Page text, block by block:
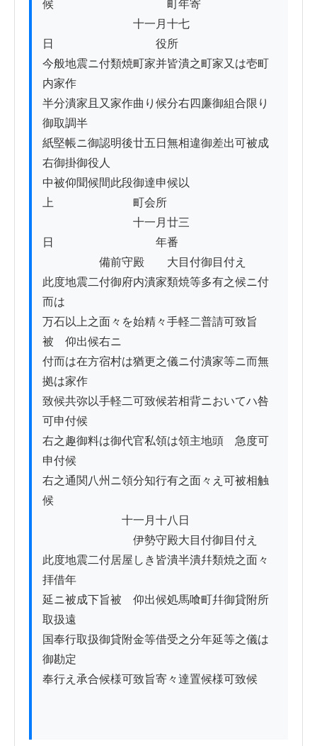
候　　　　　　　　　　町年寄
十一月十七
日　　　　　　　　　役所
今般地震ニ付類焼町家并皆潰之町家又は壱町
内家作
半分潰家且又家作曲り候分右四廉御組合限り
御取調半
紙堅帳ニ御認明後廿五日無相違御差出可被成
右御掛御役人
中被仰聞候間此段御達申候以
上　　　　　　　町会所
十一月廿三
日　　　　　　　　　年番
備前守殿　　大目付御目付え
此度地震二付御府内潰家類焼等多有之候ニ付
而は
万石以上之面々を始精々手軽二普請可致旨
被　仰出候右ニ
付而は在方宿村は猶更之儀ニ付潰家等ニ而無
拠は家作
致候共弥以手軽二可致候若相背ニおいてハ咎
可申付候
右之趣御料は御代官私領は領主地頭ゟ急度可
申付候
右之通関八州ニ領分知行有之面々え可被相触
候
十一月十八日
伊勢守殿大目付御目付え
此度地震二付居屋しき皆潰半潰幷類焼之面々
拝借年
延ニ被成下旨被　仰出候処馬喰町幷御貸附所
取扱遠
国奉行取扱御貸附金等借受之分年延等之儀は
御勘定
奉行え承合候様可致旨寄々達置候様可致候